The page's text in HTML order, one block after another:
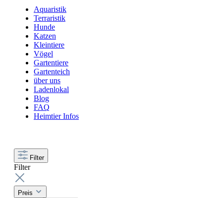
Aquaristik
Terraristik
Hunde
Katzen
Kleintiere
Vögel
Gartentiere
Gartenteich
über uns
Ladenlokal
Blog
FAQ
Heimtier Infos
Filter
Filter
Preis